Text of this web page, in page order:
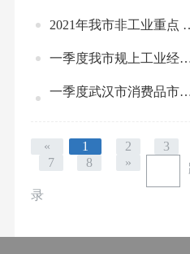
2021年我市非工业
一季度我市规上工业经济
一季度武汉市消费品市
« 1 2 3
7
8 »
录